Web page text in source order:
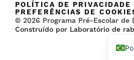
POLÍTICA DE PRIVACIDADE
PREFERÊNCIAS DE
© 2026 Programa Pré-Escolar de
Construído por Laboratório de